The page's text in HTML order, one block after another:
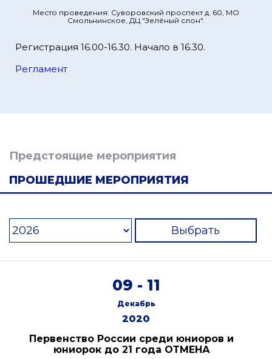
Место проведения: Суворовский проспект д. 60, МО
Смольнинское, ДЦ "Зелёный слон".
Регистрация 16.00-16.30. Начало в 16.30.
Регламент
Предстоящие мероприятия
ПРОШЕДШИЕ МЕРОПРИЯТИЯ
Выбрать
09 - 11
Декабрь
2020
Первенство России среди юниоров и
юниорок до 21 года ОТМЕНА